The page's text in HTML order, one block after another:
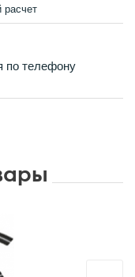
расчет
по телефону